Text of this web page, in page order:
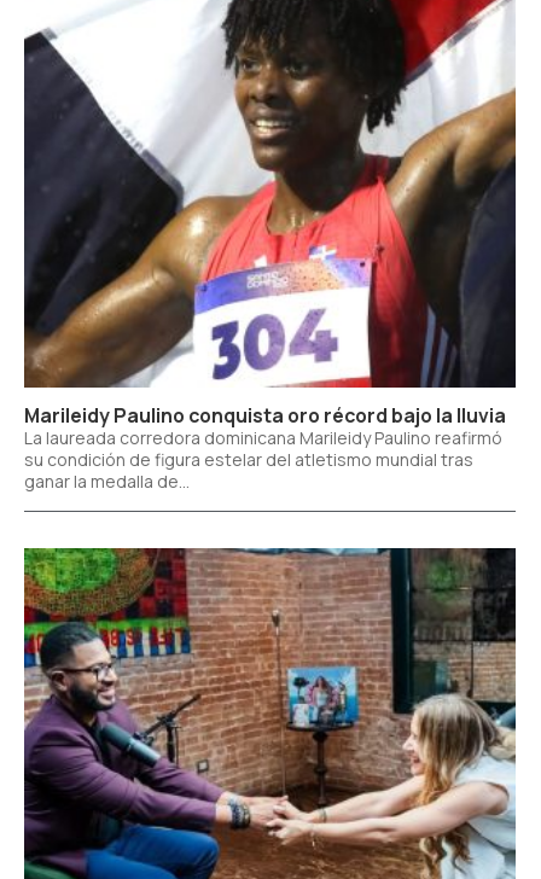
Marileidy Paulino conquista oro récord bajo la lluvia
La laureada corredora dominicana Marileidy Paulino reafirmó
su condición de figura estelar del atletismo mundial tras
ganar la medalla de...